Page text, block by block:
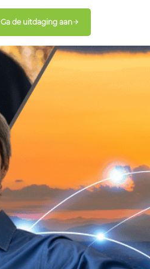
Ga de uitdaging aan